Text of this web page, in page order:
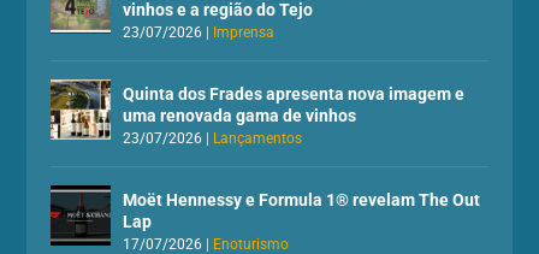
vinhos e a região do Tejo
23/07/2026 | Imprensa
Quinta dos Frades apresenta nova imagem e
uma renovada gama de vinhos
23/07/2026 | Lançamentos
Moët Hennessy e Formula 1® revelam The Out
Lap
17/07/2026 | Enoturismo